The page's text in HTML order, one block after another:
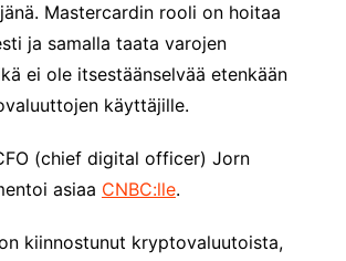
Mastercardin rooli on hoitaa
ja samalla taata varojen
ei ole itsestäänselvää etenkään
käyttäjille.
(chief digital officer) Jorn
asiaa CNBC:lle.
kiinnostunut kryptovaluutoista,